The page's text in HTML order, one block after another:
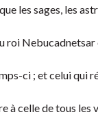
les sages, les
roi
ci ; et celui qui
à celle de tous les